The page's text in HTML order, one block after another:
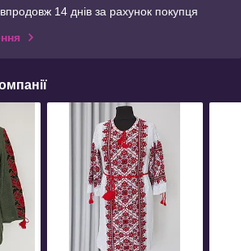
14 днів за рахунок покупця